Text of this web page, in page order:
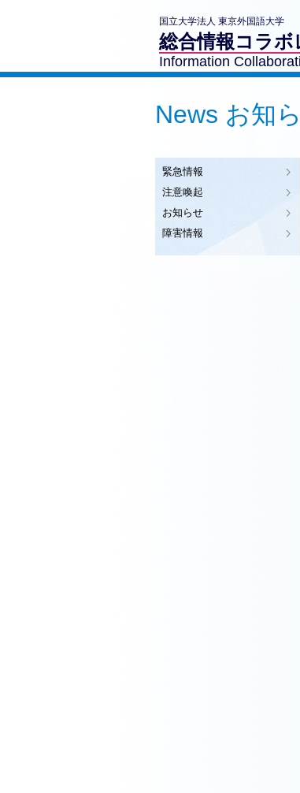
国立大学法人 東京外国語大学
総合情報コラ
Information
News お知
緊急情報
注意喚起
お知らせ
障害情報